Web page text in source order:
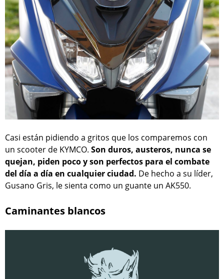
Casi están pidiendo a gritos que los comparemos con
un scooter de KYMCO. Son duros, austeros, nunca se
quejan, piden poco y son perfectos para el combate
del día a día en cualquier ciudad. De hecho a su líder,
Gusano Gris, le sienta como un guante un AK550.
Caminantes blancos